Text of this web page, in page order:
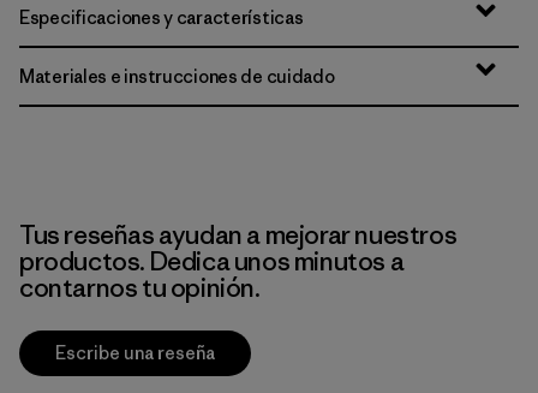
Especificaciones y características
Materiales e instrucciones de cuidado
Tus reseñas ayudan a mejorar nuestros
productos. Dedica unos minutos a
contarnos tu opinión.
Escribe una reseña